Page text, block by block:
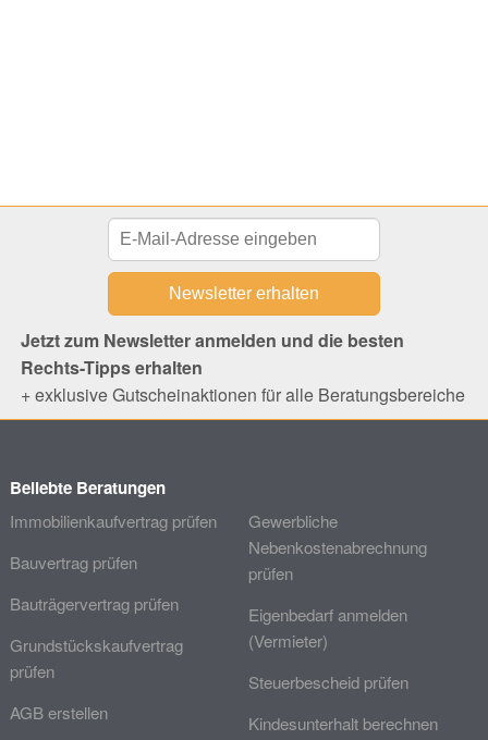
Jetzt zum Newsletter anmelden und die besten
Rechts-Tipps erhalten
+ exklusive Gutscheinaktionen für alle Beratungsbereiche
Beliebte Beratungen
Immobilienkaufvertrag prüfen
Bauvertrag prüfen
Bauträgervertrag prüfen
Grundstückskaufvertrag
prüfen
AGB erstellen
Gewerbliche
Nebenkostenabrechnung
prüfen
Eigenbedarf anmelden
(Vermieter)
Steuerbescheid prüfen
Kindesunterhalt berechnen